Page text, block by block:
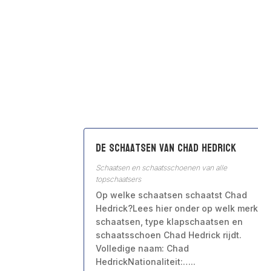
De schaatsen van Chad Hedrick
Schaatsen en schaatsschoenen van alle
topschaatsers
Op welke schaatsen schaatst Chad
Hedrick?Lees hier onder op welk merk
schaatsen, type klapschaatsen en
schaatsschoen Chad Hedrick rijdt.
Volledige naam: Chad
HedrickNationaliteit:…..